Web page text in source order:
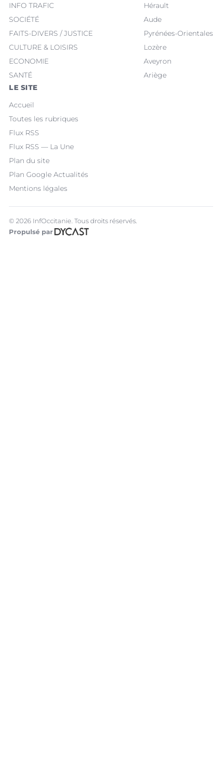
INFO TRAFIC
SOCIÉTÉ
FAITS-DIVERS / JUSTICE
CULTURE & LOISIRS
ECONOMIE
SANTÉ
Hérault
Aude
Pyrénées-Orientales
Lozère
Aveyron
Ariège
LE SITE
Accueil
Toutes les rubriques
Flux RSS
Flux RSS — La Une
Plan du site
Plan Google Actualités
Mentions légales
© 2026 InfOccitanie. Tous droits réservés.
Propulsé par